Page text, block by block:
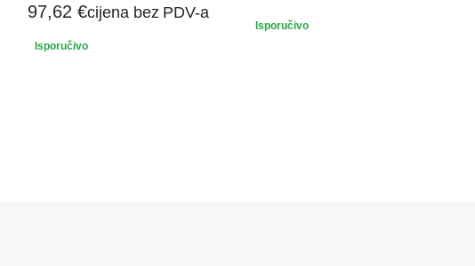
97,62 €cijena bez PDV-a
Isporučivo
Isporučivo